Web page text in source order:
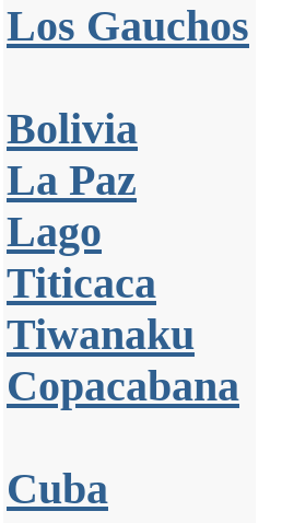
Los Gauchos
Bolivia
La Paz
Lago
Titicaca
Tiwanaku
Copacabana
Cuba